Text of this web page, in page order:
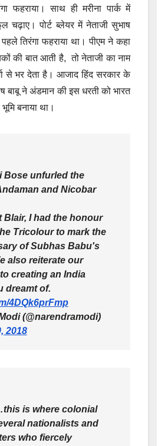
फहराया। साथ ही मरीना पार्क में
चढ़ाए। पोर्ट ब्लेयर में नेताजी सुभाष
तिरंगा फहराया था। पीएम ने कहा
की बात आती है, तो नेताजी का नाम
से भर देता है। आजाद हिंद सरकार के
बाबू ने अंडमान की इस धरती को भारत
बनाया था।
Bose unfurled the
and Nicobar
Blair, I had the honour
Tricolour to mark the
of Subhas Babu's
also reiterate our
creating an India
dreamt of.
4DQk6prFmp
(@narendramodi)
2018
is where colonial
nationalists and
who fiercely